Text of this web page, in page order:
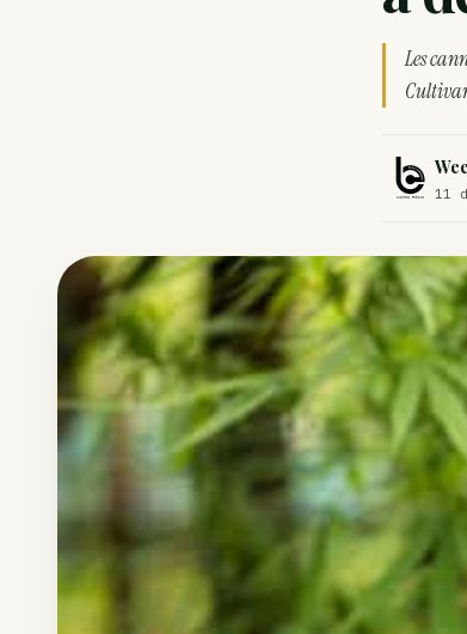
Étude : L’extrait de cannabis, un traitement efficace
Les
11